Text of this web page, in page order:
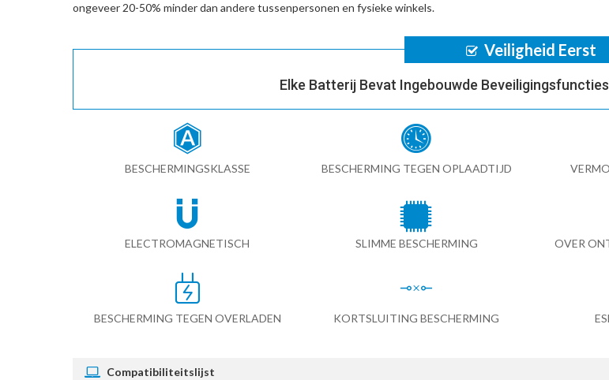
ongeveer 20-50% minder dan andere tussenpersonen en fysieke winkels.
Veiligheid Eerst
Elke Batterij Bevat Ingebouwde
BESCHERMINGSKLASSE BESCHERMING TEGEN OPLAADTIJD
ELECTROMAGNETISCH SLIMME BESCHERMING OVER
BESCHERMING TEGEN OVERLADEN KORTSLUITING BESCHERMING
Compatibiliteitslijst